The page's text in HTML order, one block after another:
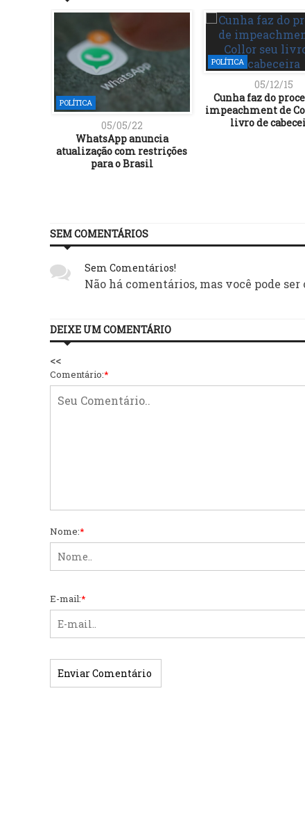
POLÍTICA
05/05/22
WhatsApp anuncia
atualização com restrições
para o Brasil
POLÍTICA
05/12/15
Cunha faz do
impeachment de
livro de
SEM COMENTÁRIOS
Sem Comentários!
Não há comentários, mas você pode
DEIXE UM COMENTÁRIO
<<
Comentário:*
Nome:*
E-mail:*